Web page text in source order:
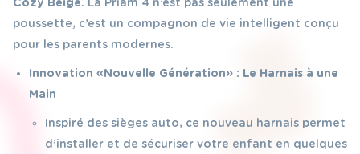
poussette, c’est un compagnon de vie intelligent conçu
pour les parents modernes.
Innovation « Nouvelle Génération » : Le Harnais à une
Main
Inspiré des sièges auto, ce nouveau harnais permet
d’installer et de sécuriser votre enfant en quelques